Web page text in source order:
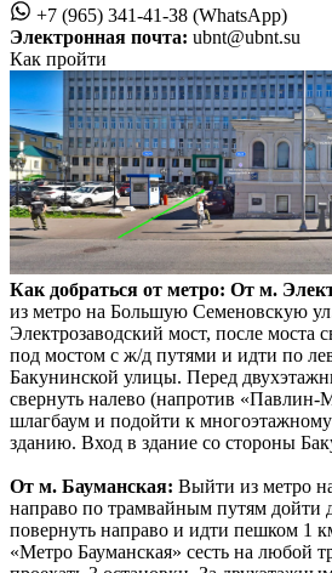
+7 (965) 341-41-38 (WhatsApp)
Электронная почта: ubnt@ubnt.su
Как пройти
Как добраться от метро: От м.
из метро на Большую Семеновскую
Электрозаводский мост, после моста
под мостом с ж/д путями и идти по
Бакунинской улицы. Перед
свернуть налево (напротив
шлагбаум и подойти к
зданию. Вход в здание со стороны
От м. Бауманская: Выйти из метро
направо по трамвайным путям дойти
повернуть направо и идти пешком 1
«Метро Бауманская» сесть на любой